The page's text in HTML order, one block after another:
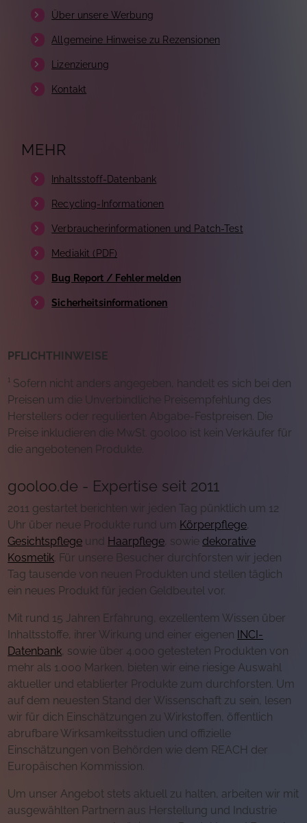
Über unsere Werbung
Allgemeine Hinweise zu Rezensionen
Lizenzierung
Kontakt
MEHR
Inhaltsstoff-Datenbank
Recycling-Informationen
Verbraucherinformationen und Patch-Test
Mediakit (PDF)
Bug Report / Fehler melden
Sicherheitsinformationen
PFLICHTHINWEISE
¹ Sofern nicht anders angegeben, handelt es sich bei den
Preisen um die Unverbindliche Preisempfehlung des
Herstellers oder regulierten Abgabe-Festpreisen. Die
Preise inkludieren die MwSt. gooloo ist kein Verkäufer für
die angebotenen Produkte.
gooloo.de - Expertise seit 2011
2011 gestartet berichten wir jeden Tag pünktlich um 12
Uhr über neue Produkte rund um Körperpflege,
Gesichtspflege und Haarpflege , sowiedekorative
Kosmetik . Für unsere Besucher durchforsten wir jeden
Tag tausende von neuen Produkten und stellen täglich
ein neues Produkt für jeden Geldbeutel vor.
Mit rund 15 Jahren Erfahrung, exzellentem Wissen über
Inhaltsstoffe, ihrer Wirkung und einer eigenen INCI-
Datenbank, sowie über 4.000 getesteten Produkten von
mehr als 1.000 Marken, bieten wir eine riesige Auswahl
aktueller und etablierter Produkte zum durchforsten. Um
auf dem neuesten Stand der Wissenschaft zu sein, lesen
wir für dich Einschätzungen zu Wirkstoffen, öffentlich
abrufbare Wirksamkeitsstudien und offizielle
Einschätzungen von Behörden wie dem REACH der
Europäischen Kommission.
Um unser Angebot stets aktuell zu halten, arbeiten wir mit
ausgewählten Partnern aus Herstellung und Industrie